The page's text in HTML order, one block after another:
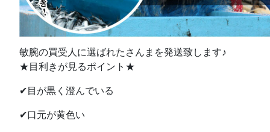
敏腕の買受人に選ばれたさんまを発送致します♪
★目利きが見るポイント★
✔目が黒く澄んでいる
✔口元が黄色い